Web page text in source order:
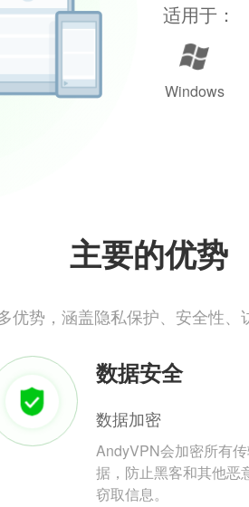
适用于：
Windows
主要的优势
优势，涵盖隐私保护、安全性
数据安全
数据加密
AndyVPN会加密所有
据，防止黑客和其他恶
窃取信息。